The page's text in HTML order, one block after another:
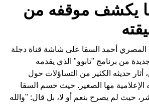
يكشف موقفه من
أحمد السقا على شاشة قناة دجلة
من برنامج "تابوو" الذي يقدمه
أثار حديثه الكثير من التساؤلات حول
الإعلامية مها الصغير. حيث حسم السقا
حيث لم يصرح بنعم أو لا، بل قال: "والله